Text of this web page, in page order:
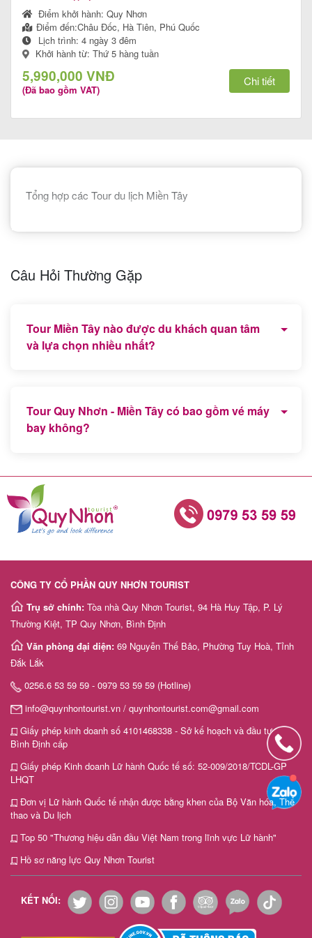
Tour
trong
nước
Nhơn
khởi
lịch
Quy
Nhơn
Tourist
Cảm
nhận
hàng
Tuyển
dụng
Liên
hệ
Điểm khởi hành:Quy Nhơn
Điểm đến:Châu Đốc, Hà Tiên, Phú Quốc
Lịch trình:4 ngày 3 đêm
Khởi hành từ: Thứ 5 hàng tuần
5,990,000 VNĐ
(Đã bao gồm VAT)
Chi tiết
Tổng hợp các Tour du lịch Miền Tây
Câu Hỏi Thường Gặp
Tour Miền Tây nào được du khách quan tâm
và lựa chọn nhiều nhất?
đăng ký nhất hiện nay.
Tour Quy Nhơn - Miền Tây có bao gồm vé máy
bay không?
chặng Quy Nhơn - Hồ Chí Minh.
CÔNG TY CỔ PHẦN QUY NHƠN TOURIST
Trụ sở chính: Tòa nhà Quy Nhơn Tourist, 94 Hà Huy Tập, P. Lý
Thường Kiệt, TP Quy Nhơn, Bình Định
Văn phòng đại diện: 69 Nguyễn Thế Bảo, Phường Tuy Hoà, Tỉnh
Đắk Lắk
0256.6 53 59 59 - 0979 53 59 59 (Hotline)
info@quynhontourist.vn / quynhontourist.com@gmail.com
Giấy phép kinh doanh số 4101468338 - Sở kế hoạch và đầu tư tỉnh
Bình Định cấp
Giấy phép Kinh doanh Lữ hành Quốc tế số: 52-009/2018/TCDL-GP
LHQT
Đơn vị Lữ hành Quốc tế nhận được bằng khen của Bộ Văn hóa, Thể
thao và Du lịch
Top 50 "Thương hiệu dẫn đầu Việt Nam trong lĩnh vực Lữ hành"
Hồ sơ năng lực Quy Nhơn Tourist
KẾT NỐI: